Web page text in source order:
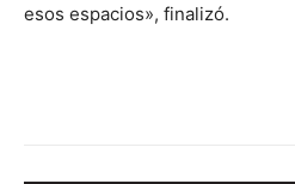
esos espacios», finalizó.